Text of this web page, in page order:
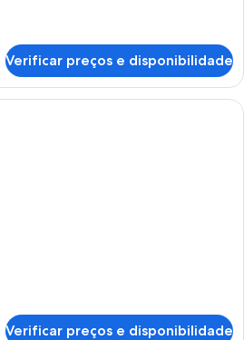
Verificar preços e disponibilidade
Quarto de hotel com duas camas,
Verificar preços e disponibilidade